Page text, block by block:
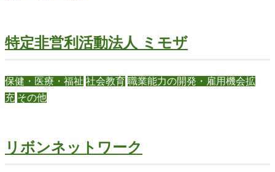
特定非営利活動法人 ミモザ
保健・医療・福祉 社会教育 職業能力の開発・雇用機会拡
充 その他
リボンネットワーク